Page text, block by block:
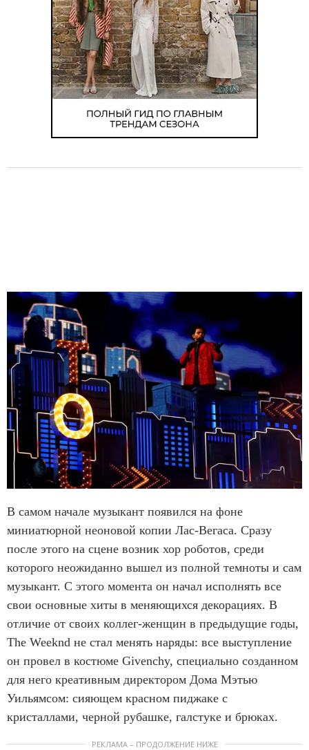
В самом начале музыкант появился на фоне
миниатюрной неоновой копии Лас-Вегаса. Сразу
после этого на сцене возник хор роботов, среди
которого неожиданно вышел из полной темноты и сам
музыкант. С этого момента он начал исполнять все
свои основные хиты в меняющихся декорациях. В
отличие от своих коллег-женщин в предыдущие годы,
The Weeknd не стал менять наряды: все выступление
он провел в костюме Givenchy, специально созданном
для него креативным директором Дома Мэтью
Уильямсом: сияющем красном пиджаке с
кристаллами, черной рубашке, галстуке и брюках.
РЕКЛАМА – ПРОДОЛЖЕНИЕ НИЖЕ